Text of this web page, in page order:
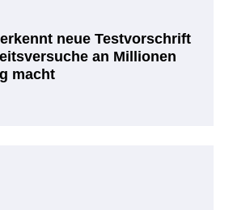
neue Testvorschrift
an Millionen
macht